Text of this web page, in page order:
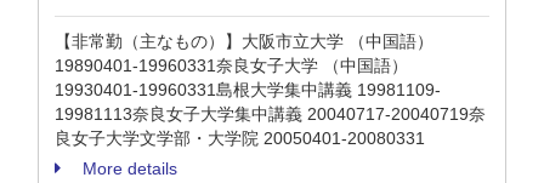
【非常勤（主なもの）】大阪市立大学 （中国語）
19890401-19960331奈良女子大学 （中国語）
19930401-19960331島根大学集中講義 19981109-
19981113奈良女子大学集中講義 20040717-20040719奈
良女子大学文学部・大学院 20050401-20080331
More details